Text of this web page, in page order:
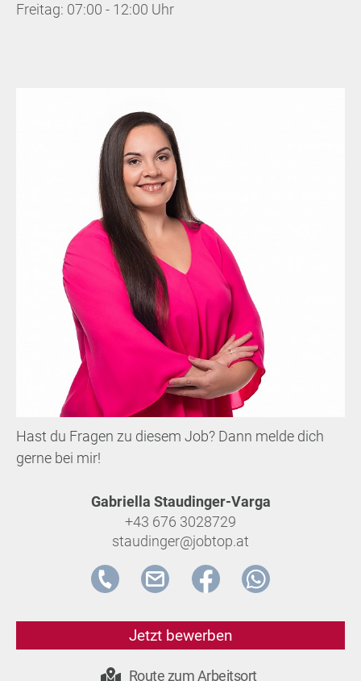
Freitag: 07:00 - 12:00 Uhr
Hast du Fragen zu diesem Job? Dann melde dich
gerne bei mir!
Gabriella Staudinger-Varga
+43 676 3028729
staudinger@jobtop.at
Jetzt bewerben
Route zum Arbeitsort